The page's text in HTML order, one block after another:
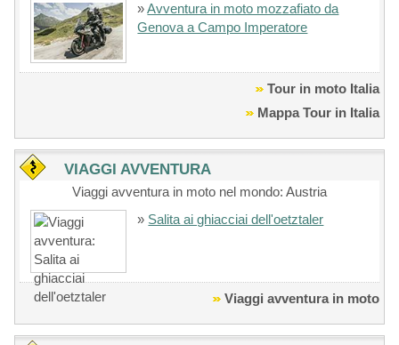
»Avventura in moto mozzafiato da
Genova a Campo Imperatore
Tour in moto Italia
Mappa Tour in Italia
VIAGGI AVVENTURA
Viaggi avventura in moto nel mondo: Austria
» Salita ai ghiacciai dell'oetztaler
Viaggi avventura in moto